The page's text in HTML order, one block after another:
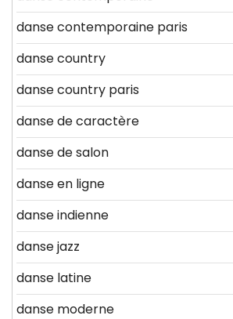
danse contemporaine paris
danse country
danse country paris
danse de caractère
danse de salon
danse en ligne
danse indienne
danse jazz
danse latine
danse moderne